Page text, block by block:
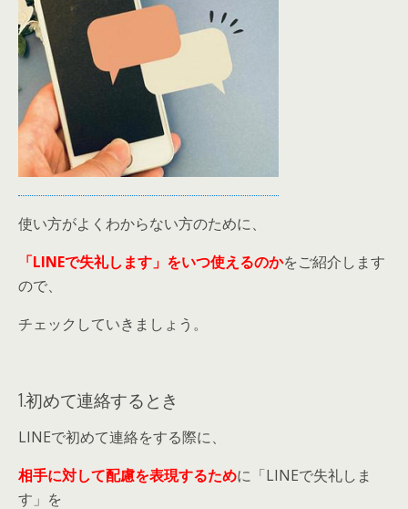
使い方がよくわからない方のために、
「LINEで失礼します」をいつ使えるのかをご紹介します
ので、
チェックしていきましょう。
1.初めて連絡するとき
LINEで初めて連絡をする際に、
相手に対して配慮を表現するために「LINEで失礼しま
す」を